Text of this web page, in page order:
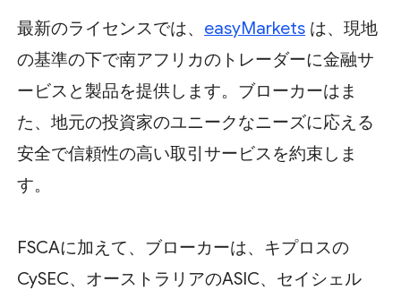
最新のライセンスでは、 easyMarkets は、現地
の基準の下で南アフリカのトレーダーに金融サ
ービスと製品を提供します。ブローカーはま
た、地元の投資家のユニークなニーズに応える
安全で信頼性の高い取引サービスを約束しま
す。
FSCAに加えて、ブローカーは、キプロスの
CySEC、オーストラリアのASIC、セイシェル